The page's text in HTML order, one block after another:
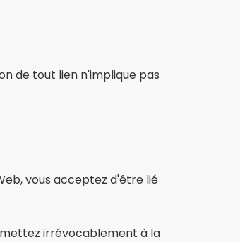
de tout lien n'implique pas
vous acceptez d'être lié
irrévocablement à la